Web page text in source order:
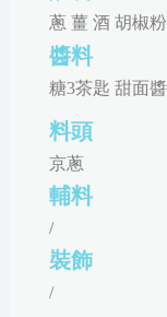
蔥 薑 酒 胡椒
醬料
糖3茶匙 甜面
料頭
京蔥
輔料
/
裝飾
/